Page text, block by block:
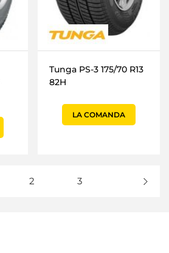
Tunga PS-3 175/70 R13
82H
LA COMANDA
2 3